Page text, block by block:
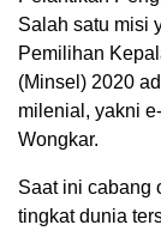
Salah satu misi
Pemilihan
(Minsel) 2020
milenial, yakni
Wongkar.
Saat ini cabang
tingkat dunia